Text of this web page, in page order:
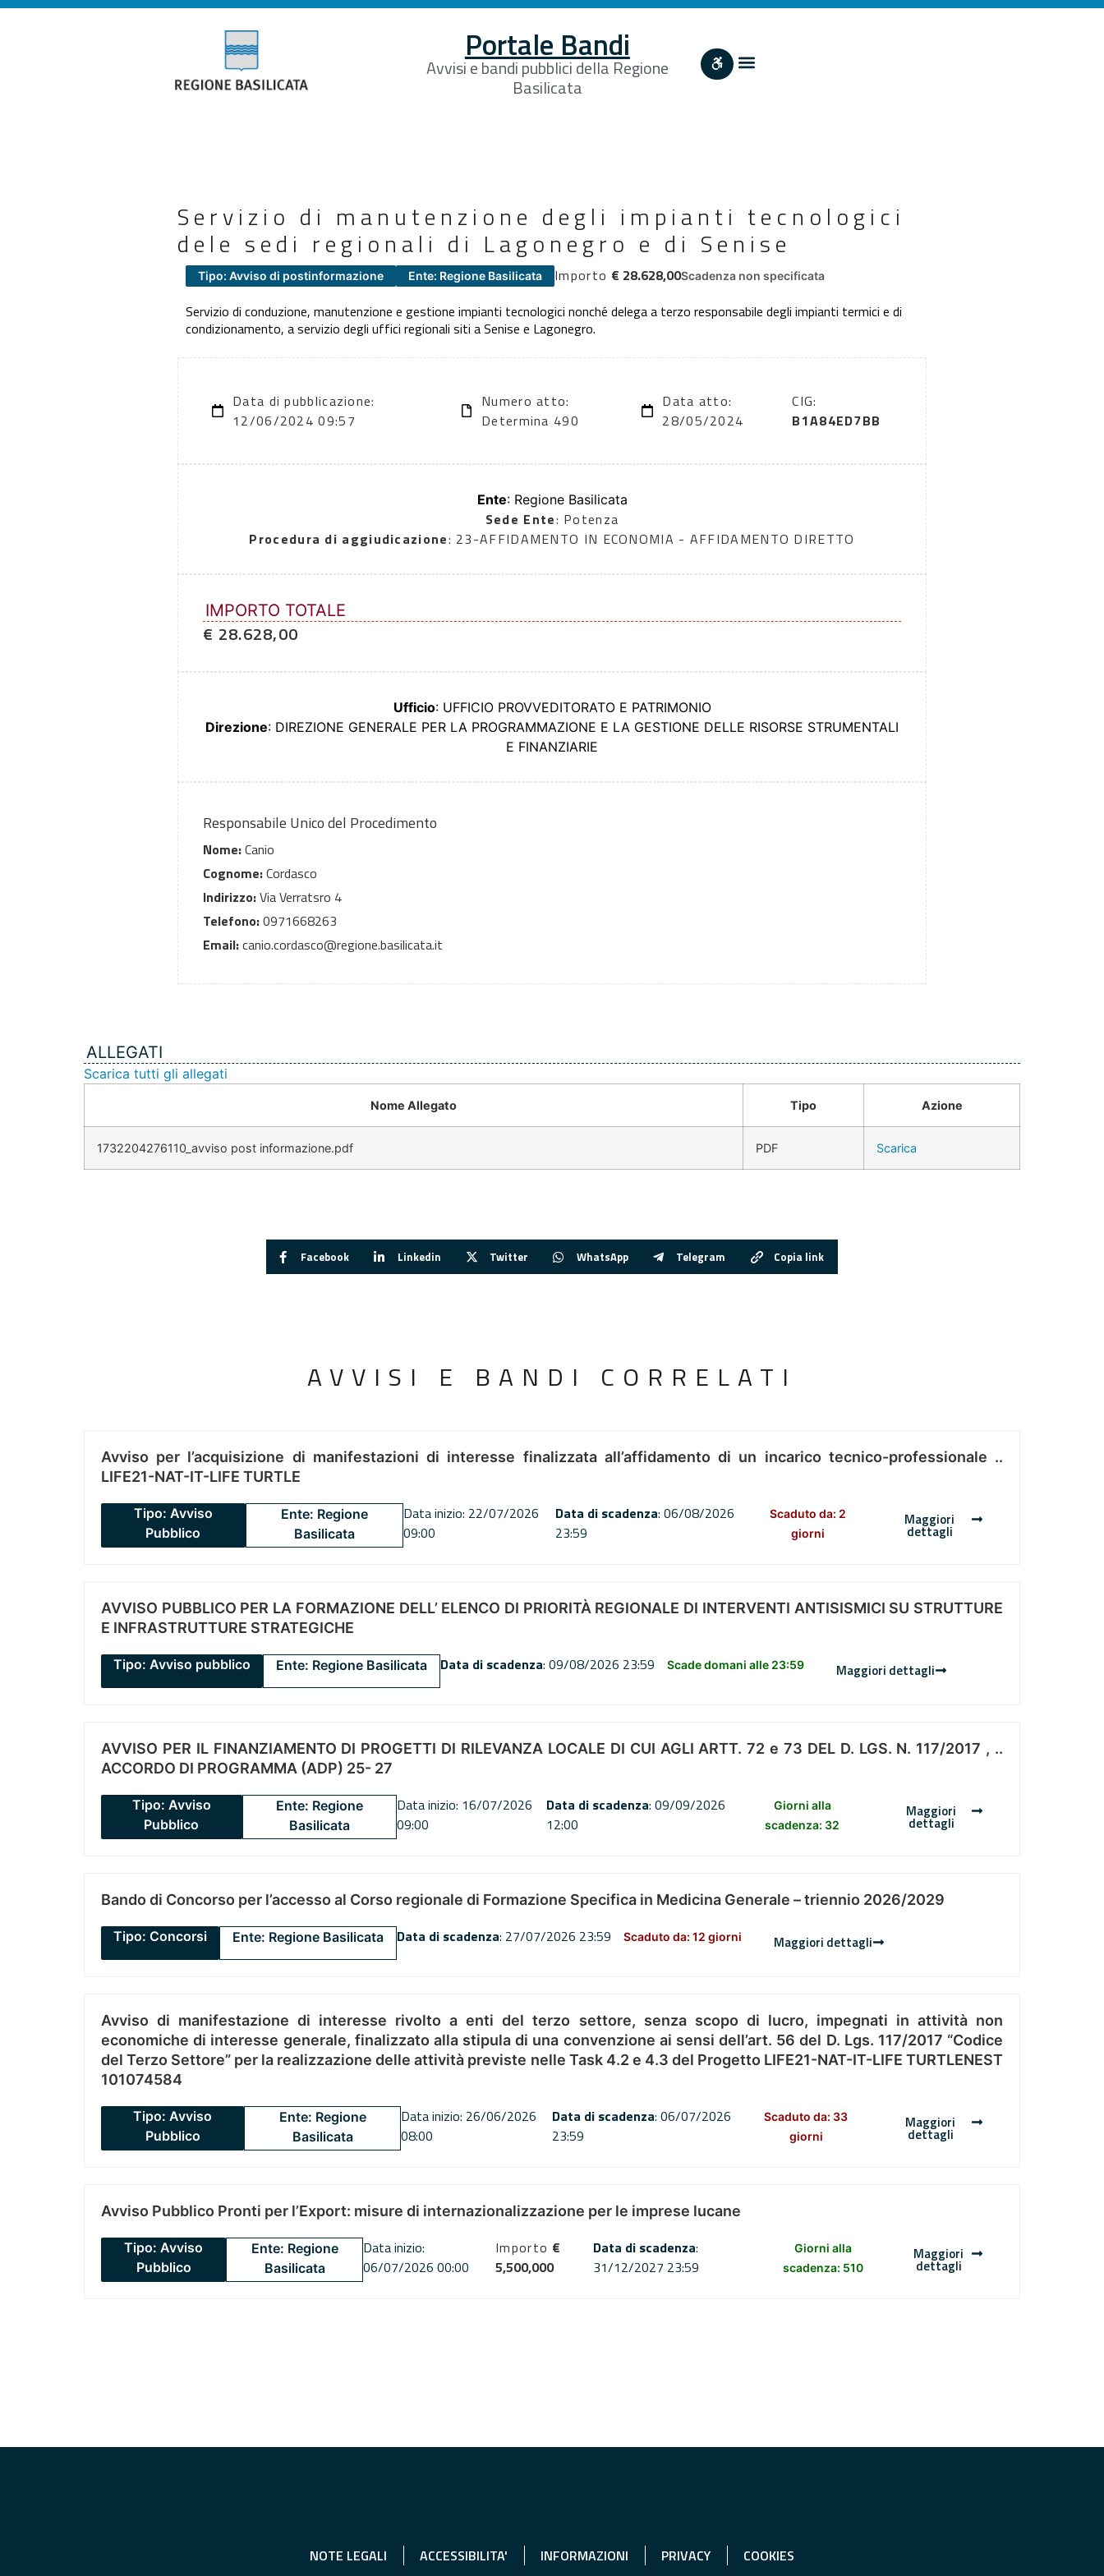
Portale Bandi
Avvisi e bandi pubblici della Regione
Basilicata
Servizio di manutenzione degli impianti tecnologici
dele sedi regionali di Lagonegro e di Senise
Tipo: Avviso di postinformazione Ente: Regione Basilicata Importo € 28.628,00Scadenza non specificata
Servizio di conduzione, manutenzione e gestione impianti tecnologici nonché delega a terzo responsabile degli impianti termici e di
condizionamento, a servizio degli uffici regionali siti a Senise e Lagonegro.
Data di pubblicazione:
12/06/2024 09:57
Numero atto:
Determina 490
Data atto:
28/05/2024
CIG:
B1A84ED7BB
Ente: Regione Basilicata
Sede Ente: Potenza
Procedura di aggiudicazione: 23-AFFIDAMENTO IN ECONOMIA - AFFIDAMENTO DIRETTO
IMPORTO TOTALE
€ 28.628,00
Ufficio: UFFICIO PROVVEDITORATO E PATRIMONIO
Direzione: DIREZIONE GENERALE PER LA PROGRAMMAZIONE E LA GESTIONE DELLE RISORSE STRUMENTALI
E FINANZIARIE
Responsabile Unico del Procedimento
Nome:Canio
Cognome:Cordasco
Indirizzo:Via Verratsro 4
Telefono:0971668263
Email:canio.cordasco@regione.basilicata.it
ALLEGATI
Scarica tutti gli allegati
Nome Allegato Tipo Azione
1732204276110_avviso post informazione.pdf PDF Scarica
Facebook Linkedin Twitter WhatsApp Telegram Copia link
AVVISI E BANDI CORRELATI
Avviso per l’acquisizione di manifestazioni di interesse finalizzata all’affidamento di un incarico tecnico-professionale ..
LIFE21-NAT-IT-LIFE TURTLE
Tipo: Avviso
Pubblico
Ente: Regione
Basilicata
Data inizio: 22/07/2026
09:00
Data di scadenza: 06/08/2026
23:59
Scaduto da: 2
giorni
Maggiori
dettagli
AVVISO PUBBLICO PER LA FORMAZIONE DELL’ ELENCO DI PRIORITÀ REGIONALE DI INTERVENTI ANTISISMICI SU STRUTTURE
E INFRASTRUTTURE STRATEGICHE
Tipo: Avviso pubblico Ente: Regione Basilicata Data di scadenza: 09/08/2026 23:59 Scade domani alle 23:59 Maggiori dettagli
AVVISO PER IL FINANZIAMENTO DI PROGETTI DI RILEVANZA LOCALE DI CUI AGLI ARTT. 72 e 73 DEL D. LGS. N. 117/2017 , ..
ACCORDO DI PROGRAMMA (ADP) 25- 27
Tipo: Avviso
Pubblico
Ente: Regione
Basilicata
Data inizio: 16/07/2026
09:00
Data di scadenza: 09/09/2026
12:00
Giorni alla
scadenza: 32
Maggiori
dettagli
Bando di Concorso per l’accesso al Corso regionale di Formazione Specifica in Medicina Generale – triennio 2026/2029
Tipo: Concorsi Ente: Regione Basilicata Data di scadenza: 27/07/2026 23:59 Scaduto da: 12 giorni Maggiori dettagli
Avviso di manifestazione di interesse rivolto a enti del terzo settore, senza scopo di lucro, impegnati in attività non
economiche di interesse generale, finalizzato alla stipula di una convenzione ai sensi dell’art. 56 del D. Lgs. 117/2017 “Codice
del Terzo Settore” per la realizzazione delle attività previste nelle Task 4.2 e 4.3 del Progetto LIFE21-NAT-IT-LIFE TURTLENEST
101074584
Tipo: Avviso
Pubblico
Ente: Regione
Basilicata
Data inizio: 26/06/2026
08:00
Data di scadenza: 06/07/2026
23:59
Scaduto da: 33
giorni
Maggiori
dettagli
Avviso Pubblico Pronti per l’Export: misure di internazionalizzazione per le imprese lucane
Tipo: Avviso
Pubblico
Ente: Regione
Basilicata
Data inizio:
06/07/2026 00:00
Importo €
5,500,000
Data di scadenza:
31/12/2027 23:59
Giorni alla
scadenza: 510
Maggiori
dettagli
NOTE LEGALI ACCESSIBILITA' INFORMAZIONI PRIVACY COOKIES